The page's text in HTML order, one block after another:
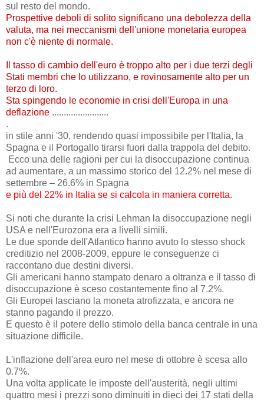
sul resto del mondo.
Prospettive deboli di solito significano una debolezza della
valuta, ma nei meccanismi dell'unione monetaria europea
non c'è niente di normale.
Il tasso di cambio dell'euro è troppo alto per i due terzi degli
Stati membri che lo utilizzano, e rovinosamente alto per un
terzo di loro.
Sta spingendo le economie in crisi dell'Europa in una
deflazione ........................
.
in stile anni '30, rendendo quasi impossibile per l'Italia, la
Spagna e il Portogallo tirarsi fuori dalla trappola del debito.
Ecco una delle ragioni per cui la disoccupazione continua
ad aumentare, a un massimo storico del 12.2% nel mese di
settembre – 26.6% in Spagna
e più del 22% in Italia se si calcola in maniera corretta.
Si noti che durante la crisi Lehman la disoccupazione negli
USA e nell'Eurozona era a livelli simili.
Le due sponde dell'Atlantico hanno avuto lo stesso shock
creditizio nel 2008-2009, eppure le conseguenze ci
raccontano due destini diversi.
Gli americani hanno stampato denaro a oltranza e il tasso di
disoccupazione è sceso costantemente fino al 7.2%.
Gli Europei lasciano la moneta atrofizzata, e ancora ne
stanno pagando il prezzo.
E questo è il potere dello stimolo della banca centrale in una
situazione difficile.
L'inflazione dell'area euro nel mese di ottobre è scesa allo
0.7%.
Una volta applicate le imposte dell'austerità, negli ultimi
quattro mesi i prezzi sono diminuiti in dieci dei 17 stati della